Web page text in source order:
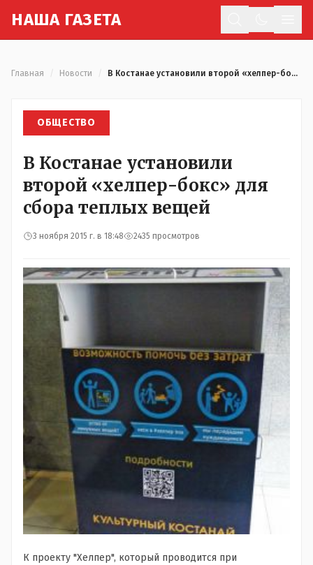
НАША ГАЗЕТА
Главная Новости В Костанае установили второй «хелпер-бокс» для сбора теплых вещей
ОБЩЕСТВО
В Костанае установили
второй «хелпер-бокс» для
сбора теплых вещей
3 ноября 2015 г. в 18:48 2435 просмотров
К проекту "Хелпер", который проводится при